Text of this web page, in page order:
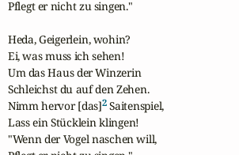
Pflegt er nicht zu singen."
Heda, Geigerlein, wohin?
Ei, was muss ich sehen!
Um das Haus der Winzerin
Schleichst du auf den Zehen.
Nimm hervor [das]2 Saitenspiel,
Lass ein Stücklein klingen!
"Wenn der Vogel naschen will,